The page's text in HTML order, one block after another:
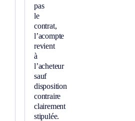
pas
le
contrat,
l’acompte
revient
à
l’acheteur
sauf
disposition
contraire
clairement
stipulée.